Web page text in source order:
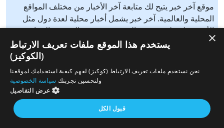
موقع آخر خبر يتيح لك متابعة آخر الأخبار من مختلف المواقع
المحلية والعالمية. آخر خبر يشمل أخبار محلية لعدة دول مثل
الأردن، فلسطين، مصر، السعودية، تونس، المغرب، الجزائر،
عرب ٤٨، لبنان، العراق، اليمن وغيرها آخر خبر يتيح متابعة أخبار
من شتى المواضيع مثل: أخبار محلية، أخبار عالمية، رياضة،
إقتصاد، ثقافة، منوعات وغيرها تابع الأخبار المحلية والعالمية من
مختلف المواقع الإخبارية: الجزيرة، العربية، بي بي سي، سي ان
من نحن إتصل بنا سياسة الخصوصية
×
يستخدم هذا الموقع ملفات تعريف الارتباط
(الكوكيز)
نحن نستخدم ملفات تعريف الارتباط (كوكيز) لفهم كيفية استخدامك لموقعنا
ولتحسين تجربتك سياسة الخصوصية
عرض التفاصيل
قبول الكل